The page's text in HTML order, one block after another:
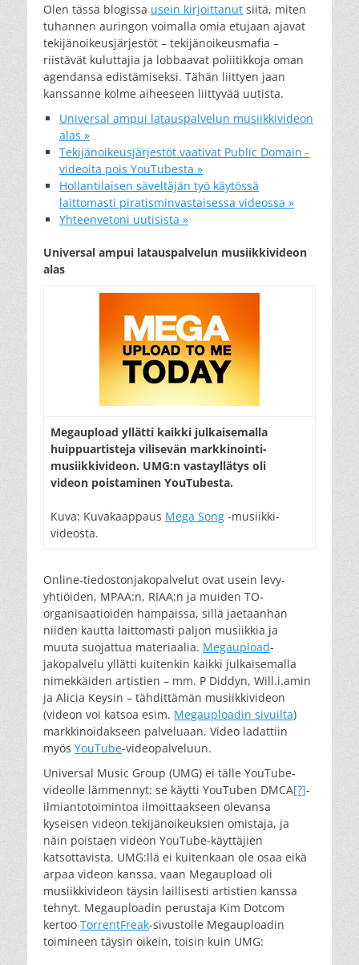
Olen tässä blogissa usein kirjoittanut siitä, miten
tuhannen auringon voimalla omia etujaan ajavat
tekijänoikeusjärjestöt – tekijänoikeusmafia –
riistävät kuluttajia ja lobbaavat poliitikkoja oman
agendansa edistämiseksi. Tähän liittyen jaan
kanssanne kolme aiheeseen liittyvää uutista.
Universal ampui latauspalvelun musiikkivideon
alas »
Tekijänoikeusjärjestöt vaativat Public Domain -
videoita pois YouTubesta »
Hollantilaisen säveltäjän työ käytössä
laittomasti piratisminvastaisessa videossa »
Yhteenvetoni uutisista »
Universal ampui latauspalvelun musiikkivideon
alas
Megaupload yllätti kaikki julkaisemalla
huippuartisteja vilisevän markkinointi-
musiikkivideon. UMG:n vastayllätys oli
videon poistaminen YouTubesta.
Kuva: Kuvakaappaus Mega Song -musiikki-
videosta.
Online-tiedostonjakopalvelut ovat usein levy-
yhtiöiden, MPAA:n, RIAA:n ja muiden TO-
organisaatioiden hampaissa, sillä jaetaanhan
niiden kautta laittomasti paljon musiikkia ja
muuta suojattua materiaalia. Megaupload-
jakopalvelu yllätti kuitenkin kaikki julkaisemalla
nimekkäiden artistien – mm. P Diddyn, Will.i.amin
ja Alicia Keysin – tähdittämän musiikkivideon
(videon voi katsoa esim. Megauploadin sivuilta)
markkinoidakseen palveluaan. Video ladattiin
myös YouTube-videopalveluun.
Universal Music Group (UMG) ei tälle YouTube-
videolle lämmennyt: se käytti YouTuben DMCA[?]-
ilmiantotoimintoa ilmoittaakseen olevansa
kyseisen videon tekijänoikeuksien omistaja, ja
näin poistaen videon YouTube-käyttäjien
katsottavista. UMG:llä ei kuitenkaan ole osaa eikä
arpaa videon kanssa, vaan Megaupload oli
musiikkivideon täysin laillisesti artistien kanssa
tehnyt. Megauploadin perustaja Kim Dotcom
kertoo TorrentFreak-sivustolle Megauploadin
toimineen täysin oikein, toisin kuin UMG: